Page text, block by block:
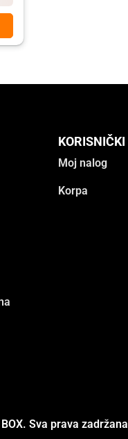
Moj nalog
Korpa
Sva prava